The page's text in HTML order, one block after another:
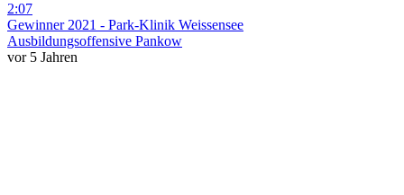
2:07
Gewinner 2021 - Park-Klinik Weissensee
Ausbildungsoffensive Pankow
vor 5 Jahren